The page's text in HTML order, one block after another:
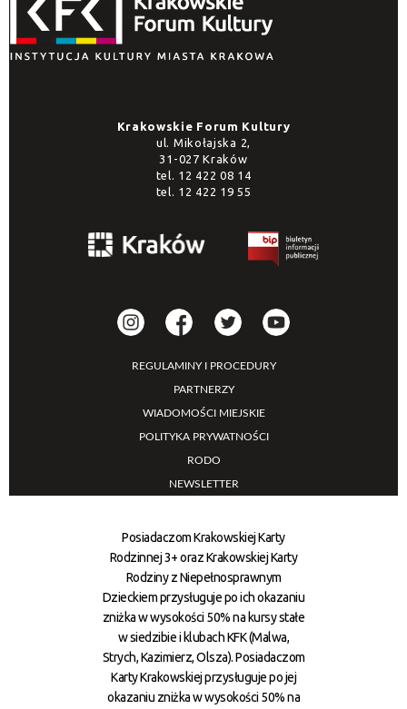
Krakowskie Forum Kultury
ul. Mikołajska 2,
31-027 Kraków
tel. 12 422 08 14
tel. 12 422 19 55
REGULAMINY I PROCEDURY
PARTNERZY
WIADOMOŚCI MIEJSKIE
POLITYKA PRYWATNOŚCI
RODO
NEWSLETTER
Posiadaczom Krakowskiej Karty
Rodzinnej 3+ oraz Krakowskiej Karty
Rodziny z Niepełnosprawnym
Dzieckiem przysługuje po ich okazaniu
zniżka w wysokości 50% na kursy stałe
w siedzibie i klubach KFK (Malwa,
Strych, Kazimierz, Olsza). Posiadaczom
Karty Krakowskiej przysługuje po jej
okazaniu zniżka w wysokości 50% na